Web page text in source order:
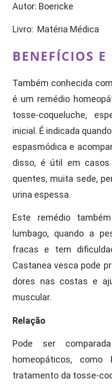
Autor: Boericke
Livro: Matéria Médica
BENEFÍCIOS
Também conhecida
é um remédio
tosse-coqueluche,
inicial. É indicada
espasmódica e
disso, é útil em
quentes, muita sede,
urina espessa.
Este remédio
lumbago, quando a
fracas e tem
Castanea vesca pode
dores nas costas e
muscular.
Relação
Pode ser
homeopáticos, como
tratamento da tosse-